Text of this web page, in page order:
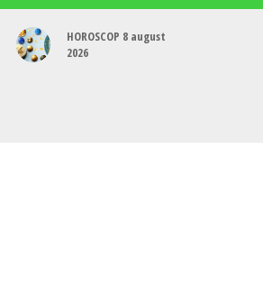
HOROSCOP 8 august
2026